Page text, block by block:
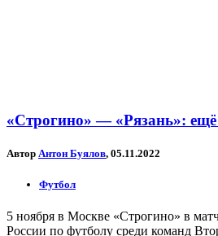
«Строгино» — «Рязань»:
Автор Антон Буялов, 05.11.2022
Футбол
5 ноября в Москве «Строгино» в
России по футболу среди команд